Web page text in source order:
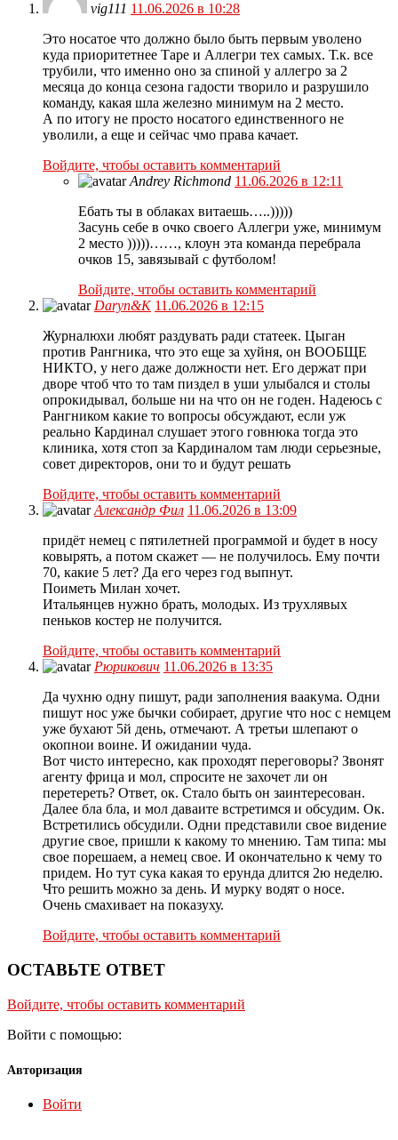
vig111 11.06.2026 в 10:28
Это носатое что должно было быть первым уволено
куда приоритетнее Таре и Аллегри тех самых. Т.к. все
трубили, что именно оно за спиной у аллегро за 2
месяца до конца сезона гадости творило и разрушило
команду, какая шла железно минимум на 2 место.
А по итогу не просто носатого единственного не
уволили, а еще и сейчас чмо права качает.
Войдите, чтобы оставить комментарий
Andrey Richmond 11.06.2026 в 12:11
Ебать ты в облаках витаешь…..)))))
Засунь себе в очко своего Аллегри уже, минимум
2 место )))))……, клоун эта команда перебрала
очков 15, завязывай с футболом!
Войдите, чтобы оставить комментарий
Daryn&K 11.06.2026 в 12:15
Журналюхи любят раздувать ради статеек. Цыган
против Рангника, что это еще за хуйня, он ВООБЩЕ
НИКТО, у него даже должности нет. Его держат при
дворе чтоб что то там пиздел в уши улыбался и столы
опрокидывал, больше ни на что он не годен. Надеюсь с
Рангником какие то вопросы обсуждают, если уж
реально Кардинал слушает этого говнюка тогда это
клиника, хотя стоп за Кардиналом там люди серьезные,
совет директоров, они то и будут решать
Войдите, чтобы оставить комментарий
Александр Фил 11.06.2026 в 13:09
придёт немец с пятилетней программой и будет в носу
ковырять, а потом скажет — не получилось. Ему почти
70, какие 5 лет? Да его через год выпнут.
Поиметь Милан хочет.
Итальянцев нужно брать, молодых. Из трухлявых
пеньков костер не получится.
Войдите, чтобы оставить комментарий
Рюрикович 11.06.2026 в 13:35
Да чухню одну пишут, ради заполнения ваакума. Одни
пишут нос уже бычки собирает, другие что нос с немцем
уже бухают 5й день, отмечают. А третьи шлепают о
окопнои воине. И ожидании чуда.
Вот чисто интересно, как проходят переговоры? Звонят
агенту фрица и мол, спросите не захочет ли он
перетереть? Ответ, ок. Стало быть он заинтересован.
Далее бла бла, и мол даваите встретимся и обсудим. Ок.
Встретились обсудили. Одни представили свое видение
другие свое, пришли к какому то мнению. Там типа: мы
свое порешаем, а немец свое. И окончательно к чему то
придем. Но тут сука какая то ерунда длится 2ю неделю.
Что решить можно за день. И мурку водят о носе.
Очень смахивает на показуху.
Войдите, чтобы оставить комментарий
ОСТАВЬТЕ ОТВЕТ
Войдите, чтобы оставить комментарий
Войти с помощью:
Авторизация
Войти